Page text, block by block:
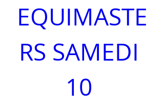
EQUIMASTE
RS SAMEDI
10